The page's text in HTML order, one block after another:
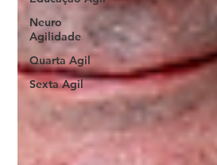
Neuro
Agilidade
Quarta Agil
Sexta Agil